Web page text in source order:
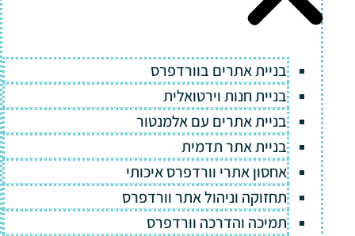
בניית אתרים בוורדפרס
בניית חנות וירטואלית
בניית אתרים עם אלמנטור
בניית אתר תדמית
אחסון אתרי וורדפרס איכותי
תחזוקה וניהול אתר וורדפרס
תמיכה והדרכה וורדפרס